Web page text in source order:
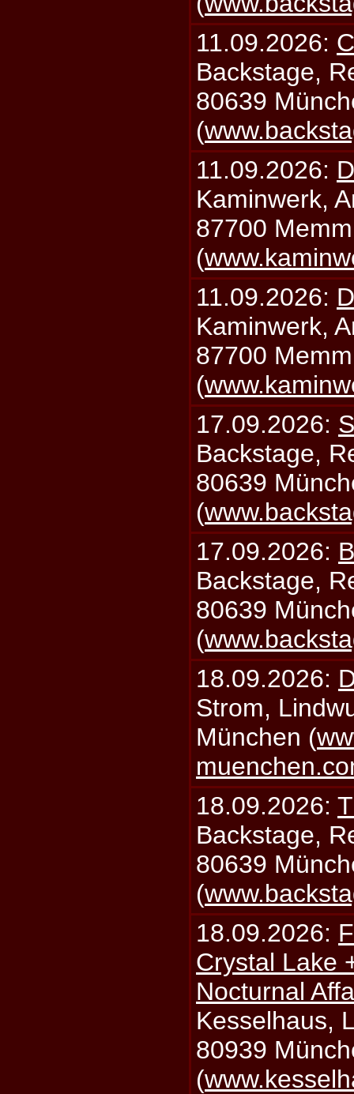
11.09.2026:
Backstage,
80639
(
11.09.2026:
Kaminwerk,
87700
(
11.09.2026:
Kaminwerk,
87700
(
17.09.2026:
Backstage,
80639
(
17.09.2026:
Backstage,
80639
(
18.09.2026:
Strom,
München (
18.09.2026:
Backstage,
80639
(
18.09.2026:
Crystal Lake
Nocturnal
Kesselhaus,
80939
(